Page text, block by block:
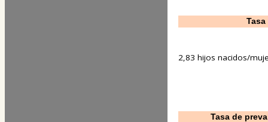
2,83 hijos nacidos/
Tasa de